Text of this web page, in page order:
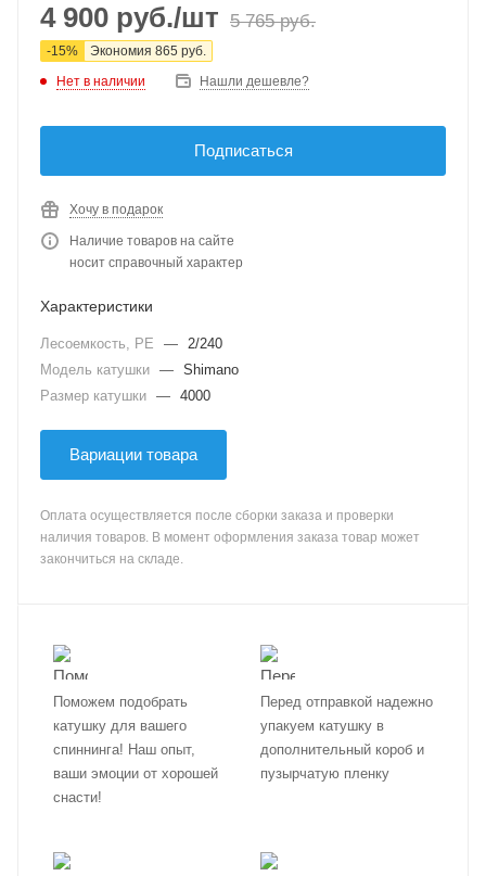
4 900 руб./шт 5 765руб.
-15% Экономия 865 руб.
Нет в наличии
Нашли дешевле?
Подписаться
Хочу в подарок
Наличие товаров на сайте
носит справочный характер
Характеристики
Лесоемкость, PE — 2/240
Модель катушки — Shimano
Размер катушки — 4000
Вариации товара
Оплата осуществляется после сборки заказа и проверки
наличия товаров. В момент оформления заказа товар может
закончиться на складе.
Поможем подобрать
катушку для вашего
спиннинга! Наш опыт,
ваши эмоции от хорошей
снасти!
Перед отправкой надежно
упакуем катушку в
дополнительный короб и
пузырчатую пленку